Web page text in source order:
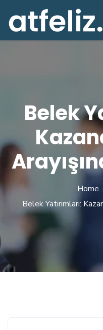
Belek
Home
Belek Yatırımları: